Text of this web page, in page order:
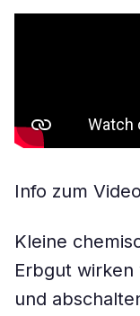
Info zum
Kleine
Erbgut wirken
und